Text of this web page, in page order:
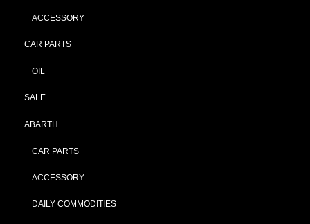
ACCESSORY
CAR PARTS
OIL
SALE
ABARTH
CAR PARTS
ACCESSORY
DAILY COMMODITIES